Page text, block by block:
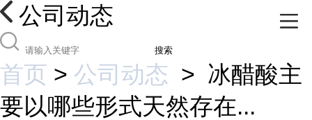
公司动态
搜索
首页 > 公司动态 > 冰醋酸主
要以哪些形式天然存在...